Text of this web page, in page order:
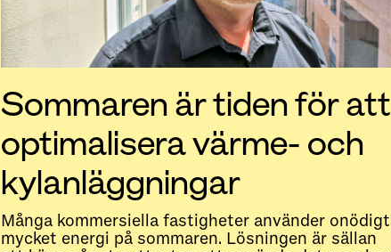
Sommaren är tiden för att
optimalisera värme- och
kylanläggningar
Många kommersiella fastigheter använder onödigt
mycket energi på sommaren. Lösningen är sällan